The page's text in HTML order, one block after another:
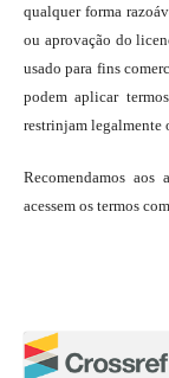
qualquer forma
ou aprovação do
usado para fins
podem aplicar
restrinjam legalmente
Recomendamos aos
acessem os termos